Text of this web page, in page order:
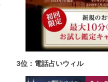
3位：電話占いウィル